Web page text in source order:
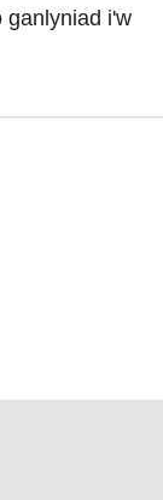
ganlyniad i'w